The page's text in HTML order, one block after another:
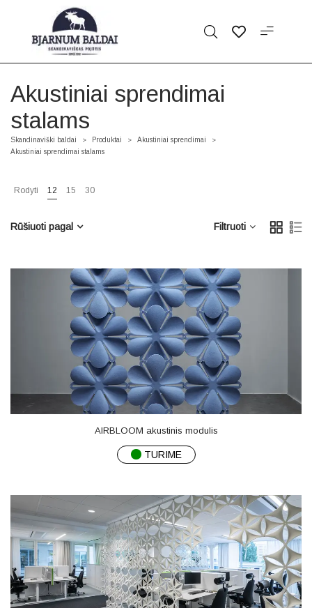
Akustiniai sprendimai
stalams
Skandinaviški baldai > Produktai > Akustiniai sprendimai >
Akustiniai sprendimai stalams
Rodyti 12 15 30
Filtruoti
Rūšiuoti pagal
AIRBLOOM akustinis modulis
TURIME